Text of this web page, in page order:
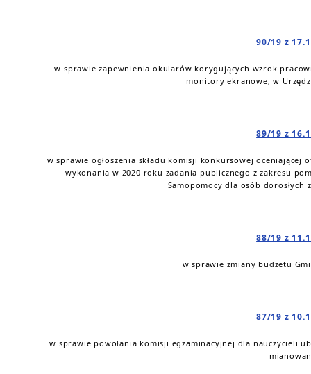
90/19 z
w sprawie zapewnienia okularów korygujących wzrok
monitory ekranowe, w
89/19 z
w sprawie ogłoszenia składu komisji konkursowej
wykonania w 2020 roku zadania publicznego z zakresu
Samopomocy dla osób dorosłych
88/19 z
w sprawie zmiany budżetu
87/19 z
w sprawie powołania komisji egzaminacyjnej dla nauczycieli